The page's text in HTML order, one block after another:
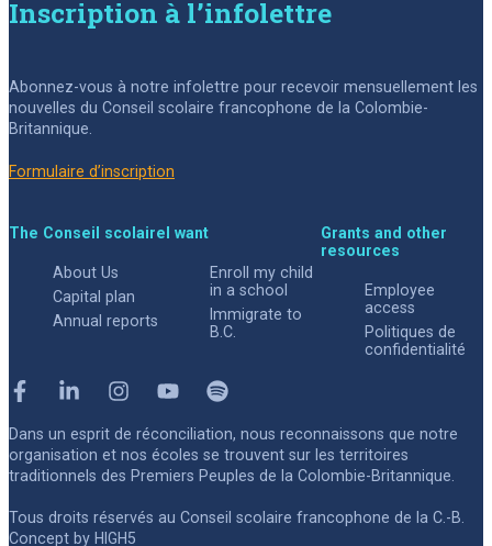
Inscription à l’infolettre
Abonnez-vous à notre infolettre pour recevoir mensuellement les
nouvelles du Conseil scolaire francophone de la Colombie-
Britannique.
Formulaire d’inscription
The Conseil scolaire
About Us
Capital plan
Annual reports
I want
Enroll my child
in a school
Immigrate to
B.C.
Grants and other
resources
Employee
access
Politiques de
confidentialité
FacebookLinkedinInstagramYoutubeSpotify
Dans un esprit de réconciliation, nous reconnaissons que notre
organisation et nos écoles se trouvent sur les territoires
traditionnels des Premiers Peuples de la Colombie-Britannique.
Tous droits réservés au Conseil scolaire francophone de la C.-B.
Concept by HIGH5